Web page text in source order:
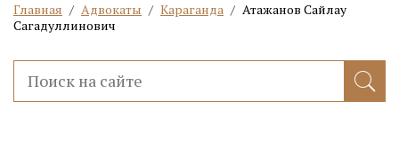
Главная / Адвокаты / Караганда / Атажанов Сайлау
Сагадуллинович